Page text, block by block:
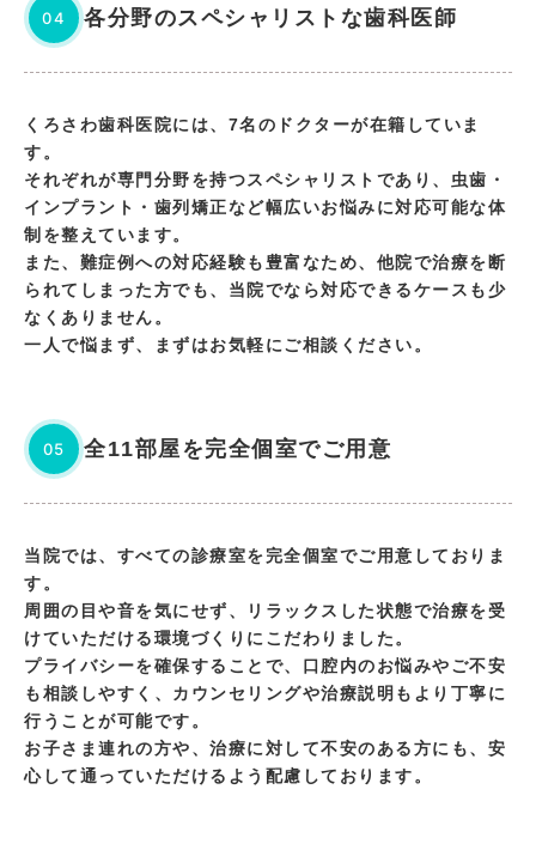
04 各分野のスペシャリストな歯科医師
くろさわ歯科医院には、7名のドクターが在籍していま
す。
それぞれが専門分野を持つスペシャリストであり、虫歯・
インプラント・歯列矯正など幅広いお悩みに対応可能な体
制を整えています。
また、難症例への対応経験も豊富なため、他院で治療を断
られてしまった方でも、当院でなら対応できるケースも少
なくありません。
一人で悩まず、まずはお気軽にご相談ください。
05 全11部屋を完全個室でご用意
当院では、すべての診療室を完全個室でご用意しておりま
す。
周囲の目や音を気にせず、リラックスした状態で治療を受
けていただける環境づくりにこだわりました。
プライバシーを確保することで、口腔内のお悩みやご不安
も相談しやすく、カウンセリングや治療説明もより丁寧に
行うことが可能です。
お子さま連れの方や、治療に対して不安のある方にも、安
心して通っていただけるよう配慮しております。